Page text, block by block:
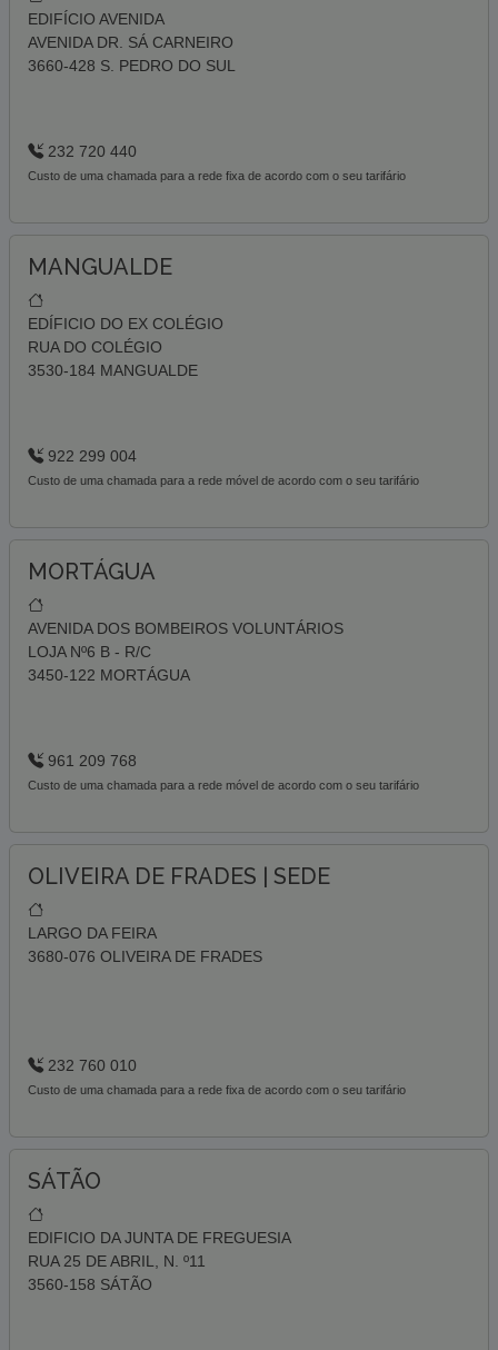
EDIFÍCIO AVENIDA
AVENIDA DR. SÁ CARNEIRO
3660-428 S. PEDRO DO SUL
232 720 440
Custo de uma chamada para a rede fixa de acordo com o seu tarifário
MANGUALDE
EDÍFICIO DO EX COLÉGIO
RUA DO COLÉGIO
3530-184 MANGUALDE
922 299 004
Custo de uma chamada para a rede móvel de acordo com o seu tarifário
MORTÁGUA
AVENIDA DOS BOMBEIROS VOLUNTÁRIOS
LOJA Nº6 B - R/C
3450-122 MORTÁGUA
961 209 768
Custo de uma chamada para a rede móvel de acordo com o seu tarifário
OLIVEIRA DE FRADES | SEDE
LARGO DA FEIRA
3680-076 OLIVEIRA DE FRADES
232 760 010
Custo de uma chamada para a rede fixa de acordo com o seu tarifário
SÁTÃO
EDIFICIO DA JUNTA DE FREGUESIA
RUA 25 DE ABRIL, N. º11
3560-158 SÁTÃO